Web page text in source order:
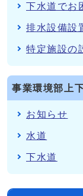
下水道でお
排水設備設
特定施設の
事業環境部上
お知らせ
水道
下水道